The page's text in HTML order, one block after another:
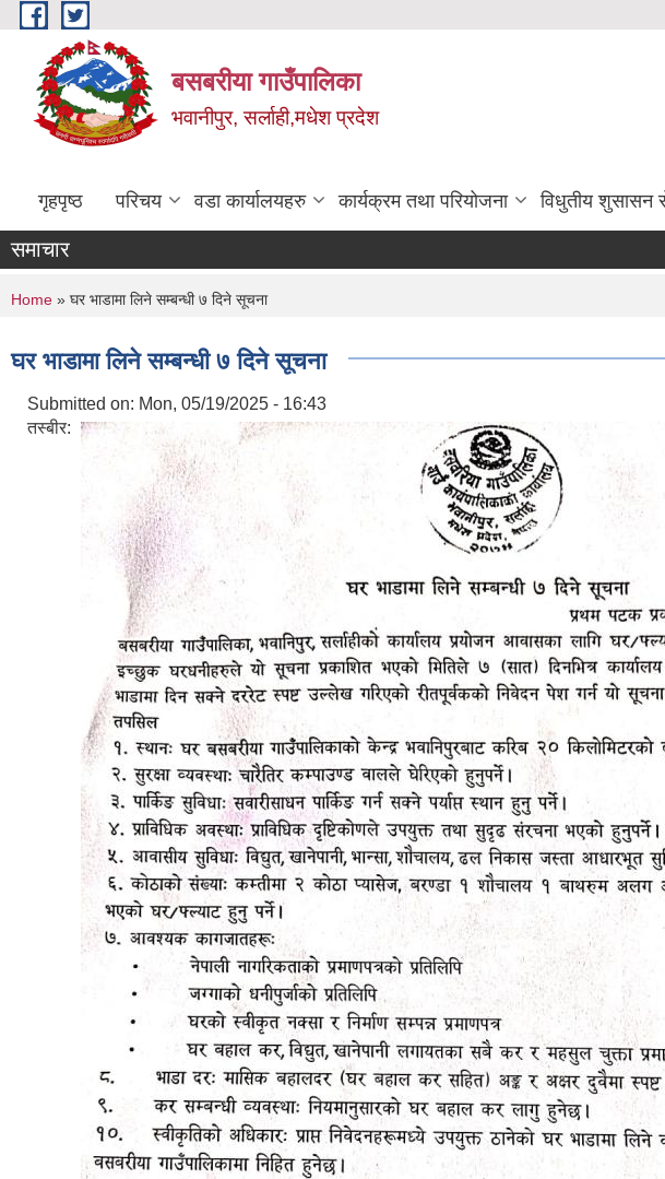
Skip to main content
बसबरीया गाउँपालिका
भवानीपुर, सर्लाही,मधेश प्रदेश
गृहपृष्ठ परिचय वडा कार्यालयहरु कार्यक्रम तथा परियोजना विधुतीय शुसासन
समाचार
You are here
Home » घर भाडामा लिने सम्बन्धी ७ दिने सूचना
घर भाडामा लिने सम्बन्धी ७ दिने सूचना
Submitted on: Mon, 05/19/2025 - 16:43
तस्बीर: